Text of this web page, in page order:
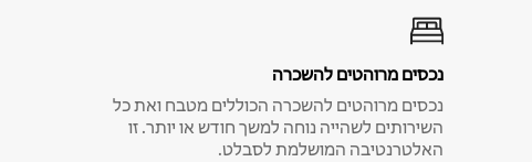
נכסים מרוהטים להשכרה
נכסים מרוהטים להשכרה הכוללים מטבח ואת כל
השירותים לשהייה נוחה למשך חודש או יותר. זו
האלטרנטיבה המושלמת לסבלט.